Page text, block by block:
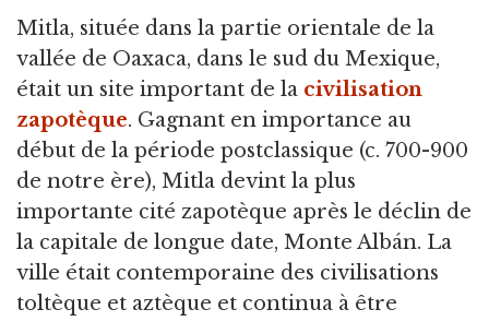
Mitla, située dans la partie orientale de la
vallée de Oaxaca, dans le sud du Mexique,
était un site important de la civilisation
zapotèque. Gagnant en importance au
début de la période postclassique (c. 700-900
de notre ère), Mitla devint la plus
importante cité zapotèque après le déclin de
la capitale de longue date, Monte Albán. La
ville était contemporaine des civilisations
toltèque et aztèque et continua à être